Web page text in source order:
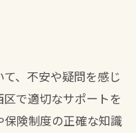
、不安や疑問を感じ
で適切なサポートを
険制度の正確な知識